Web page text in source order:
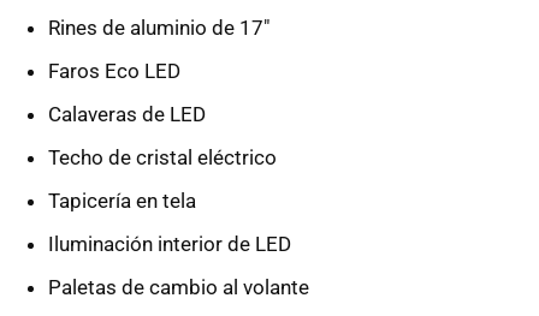
Rines de aluminio de 17"
Faros Eco LED
Calaveras de LED
Techo de cristal eléctrico
Tapicería en tela
Iluminación interior de LED
Paletas de cambio al volante